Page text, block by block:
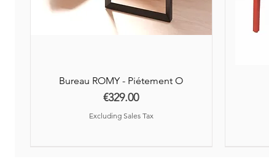
Bureau ROMY - Piétement O
Price
€329.00
Excluding Sales Tax